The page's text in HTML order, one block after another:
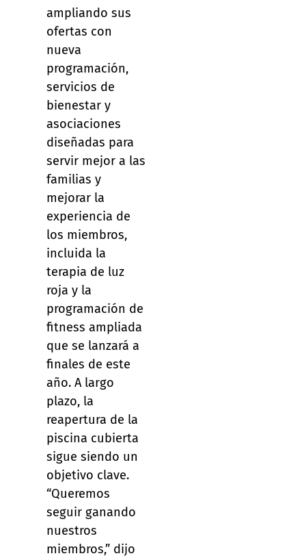
ampliando sus
ofertas con
nueva
programación,
servicios de
bienestar y
asociaciones
diseñadas para
servir mejor a las
familias y
mejorar la
experiencia de
los miembros,
incluida la
terapia de luz
roja y la
programación de
fitness ampliada
que se lanzará a
finales de este
año. A largo
plazo, la
reapertura de la
piscina cubierta
sigue siendo un
objetivo clave.
“Queremos
seguir ganando
nuestros
miembros,” dijo